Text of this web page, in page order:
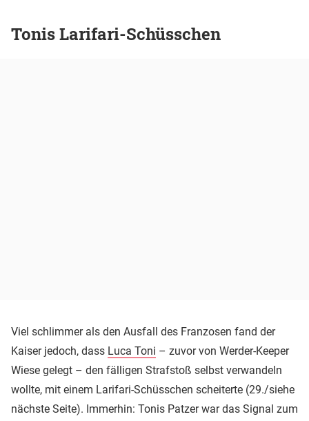
Tonis Larifari-Schüsschen
Viel schlimmer als den Ausfall des Franzosen fand der
Kaiser jedoch, dass Luca Toni – zuvor von Werder-Keeper
Wiese gelegt – den fälligen Strafstoß selbst verwandeln
wollte, mit einem Larifari-Schüsschen scheiterte (29./siehe
nächste Seite). Immerhin: Tonis Patzer war das Signal zum